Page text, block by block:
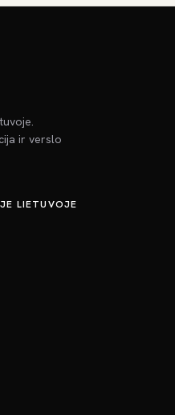
ir verslo
LIETUVOJE